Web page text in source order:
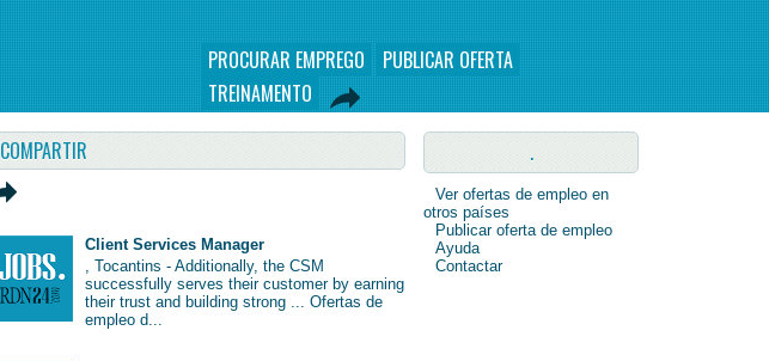
PROCURAR EMPREGO
PUBLICAR OFERTA
TREINAMENTO
COMPARTIR
Client Services Manager
, Tocantins - Additionally, the CSM
successfully serves their customer by earning
their trust and building strong ... Ofertas de
empleo d...
.
Ver ofertas de empleo en
otros países
Publicar oferta de empleo
Ayuda
Contactar